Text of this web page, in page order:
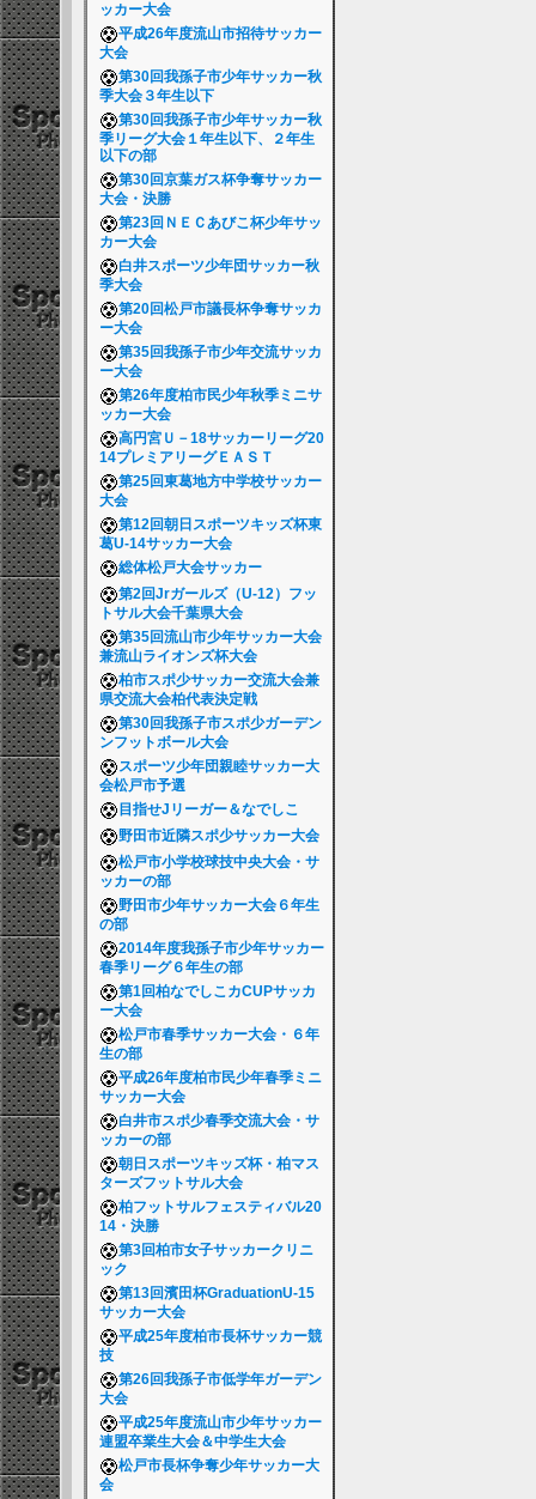
ッカー大会
平成26年度流山市招待サッカー
大会
第30回我孫子市少年サッカー秋
季大会３年生以下
第30回我孫子市少年サッカー秋
季リーグ大会１年生以下、２年生
以下の部
第30回京葉ガス杯争奪サッカー
大会・決勝
第23回ＮＥＣあびこ杯少年サッ
カー大会
白井スポーツ少年団サッカー秋
季大会
第20回松戸市議長杯争奪サッカ
ー大会
第35回我孫子市少年交流サッカ
ー大会
第26年度柏市民少年秋季ミニサ
ッカー大会
高円宮Ｕ－18サッカーリーグ20
14プレミアリーグＥＡＳＴ
第25回東葛地方中学校サッカー
大会
第12回朝日スポーツキッズ杯東
葛U-14サッカー大会
総体松戸大会サッカー
第2回Jrガールズ（U-12）フッ
トサル大会千葉県大会
第35回流山市少年サッカー大会
兼流山ライオンズ杯大会
柏市スポ少サッカー交流大会兼
県交流大会柏代表決定戦
第30回我孫子市スポ少ガーデン
ンフットボール大会
スポーツ少年団親睦サッカー大
会松戸市予選
目指せJリーガー＆なでしこ
野田市近隣スポ少サッカー大会
松戸市小学校球技中央大会・サ
ッカーの部
野田市少年サッカー大会６年生
の部
2014年度我孫子市少年サッカー
春季リーグ６年生の部
第1回柏なでしこカCUPサッカ
ー大会
松戸市春季サッカー大会・６年
生の部
平成26年度柏市民少年春季ミニ
サッカー大会
白井市スポ少春季交流大会・サ
ッカーの部
朝日スポーツキッズ杯・柏マス
ターズフットサル大会
柏フットサルフェスティバル20
14・決勝
第3回柏市女子サッカークリニ
ック
第13回濱田杯GraduationU-15
サッカー大会
平成25年度柏市長杯サッカー競
技
第26回我孫子市低学年ガーデン
大会
平成25年度流山市少年サッカー
連盟卒業生大会＆中学生大会
松戸市長杯争奪少年サッカー大
会